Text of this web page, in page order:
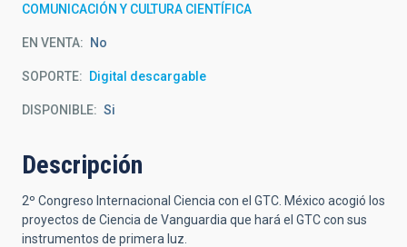
COMUNICACIÓN Y CULTURA CIENTÍFICA
EN VENTA No
SOPORTE Digital descargable
DISPONIBLE Si
Descripción
2º Congreso Internacional Ciencia con el GTC. México acogió los
proyectos de Ciencia de Vanguardia que hará el GTC con sus
instrumentos de primera luz.